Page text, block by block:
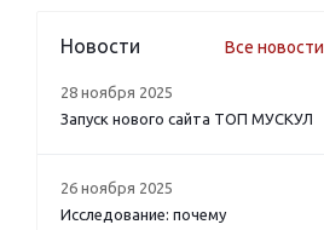
Новости Все новости
28 ноября 2025
Запуск нового сайта ТОП МУСКУЛ
26 ноября 2025
Исследование: почему